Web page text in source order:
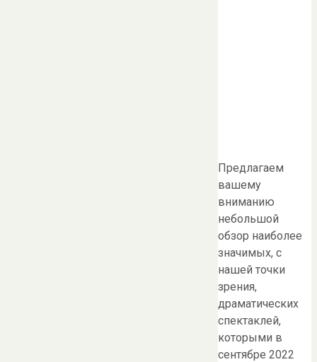
Предлагаем
вашему
вниманию
небольшой
обзор наиболее
значимых, с
нашей точки
зрения,
драматических
спектаклей,
которыми в
сентябре 2022